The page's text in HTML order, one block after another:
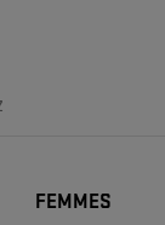
FEMMES